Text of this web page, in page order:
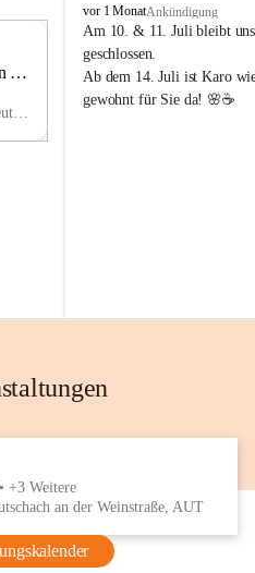
AU
Arnfelser Straße 10, 8463 Leutschach an der Weinstraße, AUT
K
n
i
e
y
vor 1 MonatAnkündigung
Am 10. & 11. Juli bleibt
geschlossen.
Ab dem 14. Juli ist Karo
gewohnt für Sie da! 🌸☕
+3 Weitere
an der Weinstraße, AUT